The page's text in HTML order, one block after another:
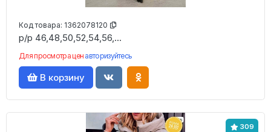
Код товара: 1362078120
р/р 46,48,50,52,54,56,...
Для просмотра цен авторизуйтесь
В корзину
309